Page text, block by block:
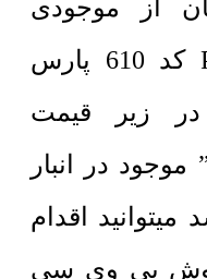
از موجودی
دیوارپوش PVC کد 610 پارس
در زیر قیمت
در انبار
اقدام
پی وی سی